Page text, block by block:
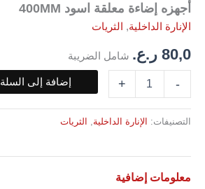
أجهزه إضاءة معلقة اسود 400MM
الإنارة الداخلية, الثريات
80,0 ر.ع. شامل الضريبة
-
كمية
أجهزه
إضاءة
معلقة
اسود
+ إضافة إلى السلة
التصنيفات: الإنارة الداخلية الثريات
معلومات إضافية